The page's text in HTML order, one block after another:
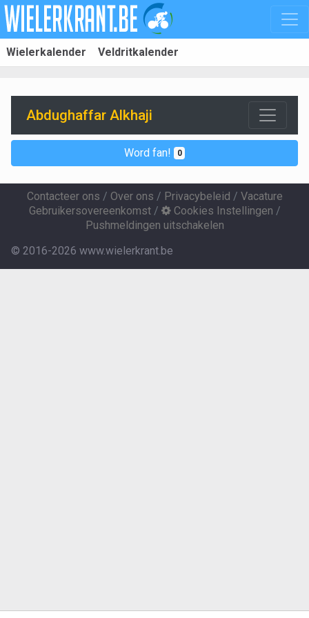
Wielerkalender Veldritkalender
Abdughaffar Alkhaji
Word fan! 0
Contacteer ons / Over ons / Privacybeleid / Vacature
Gebruikersovereenkomst/ Cookies Instellingen /
Pushmeldingen uitschakelen
© 2016-2026 www.wielerkrant.be